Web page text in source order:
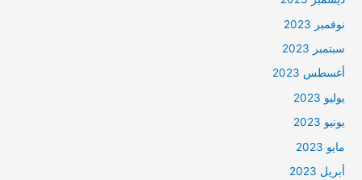
نوفمبر 2023
سبتمبر 2023
أغسطس 2023
يوليو 2023
يونيو 2023
مايو 2023
أبريل 2023